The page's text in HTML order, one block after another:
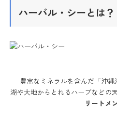
ハーバル・シーとは？
豊富なミネラルを含んだ「沖
湖や大地からとれるハーブなどの
リートメ